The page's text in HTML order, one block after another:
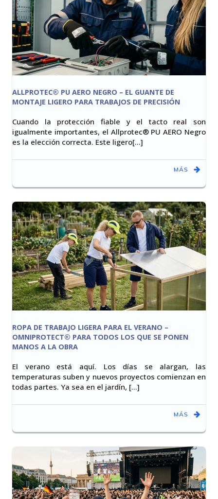
ALLPROTEC® PU AERO NEGRO – EL GUANTE DE
MONTAJE LIGERO PARA TRABAJOS DE PRECISIÓN
Cuando la protección fiable y el tacto real son
igualmente importantes, el Allprotec® PU AERO Negro
es la elección correcta. Este ligero[…]
MÁS
ROPA DE TRABAJO LIGERA PARA EL VERANO –
OMNIPROTECT® PARA TODOS LOS QUE SE PONEN
MANOS A LA OBRA
El verano está aquí. Los días se alargan, las
temperaturas suben y nuevos proyectos comienzan en
todas partes. Ya sea en el jardín, [...]
MÁS